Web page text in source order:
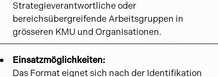
Strategieverantwortliche oder
bereichsübergreifende Arbeitsgruppen in
grösseren KMU und Organisationen.
Einsatzmöglichkeiten:
Das Format eignet sich nach der Identifikation